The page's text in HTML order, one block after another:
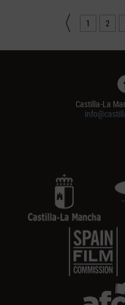
1 2
Castilla-La